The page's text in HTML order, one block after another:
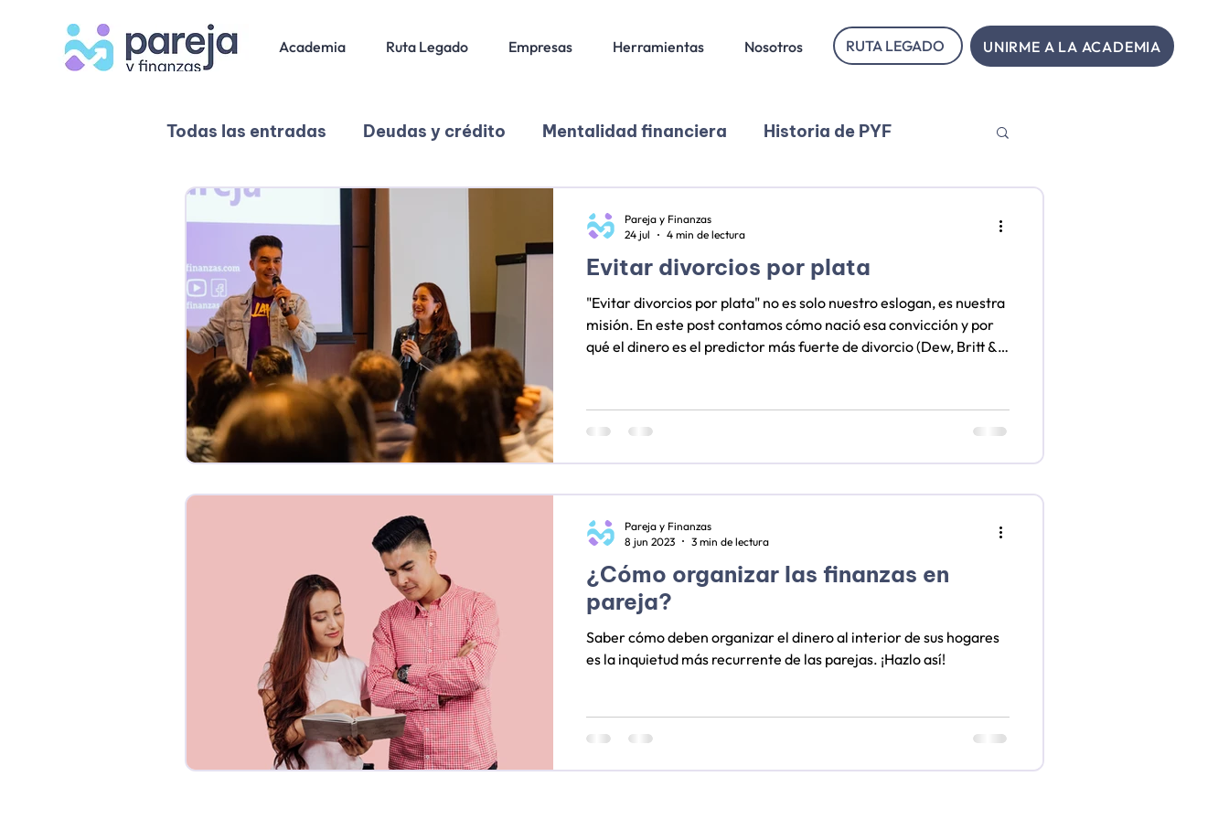
Academia Ruta Legado Empresas Herramientas Nosotros RUTA LEGADO UNIRME A LA ACADEMIA
Todas las entradas Deudas y crédito Mentalidad financiera Historia de PYF
Relaciones y comunicación Finanzas en pareja
Evitar divorcios por plata
"Evitar divorcios por plata" no es solo nuestro eslogan, es nuestra
misión. En este post contamos cómo nació esa convicción y por
qué el dinero es el predictor más fuerte de divorcio (Dew, Britt &
hablamos del impacto real en los hijos y las familias, y de cómo lo
abordamos: diagnóstico, educación financiera, terapia y trabajo
Pareja y Finanzas
24 jul
4 min de lectura
¿Cómo organizar las finanzas en
pareja?
Saber cómo deben organizar el dinero al interior de sus hogares
es la inquietud más recurrente de las parejas. ¡Hazlo así!
Pareja y Finanzas
8 jun 2023
3 min de lectura